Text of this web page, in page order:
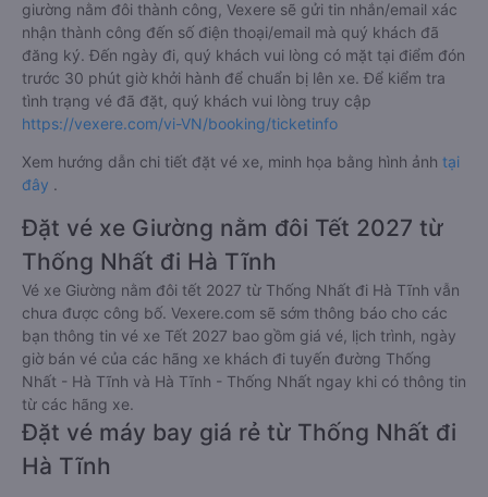
giường nằm đôi thành công, Vexere sẽ gửi tin nhắn/email xác
nhận thành công đến số điện thoại/email mà quý khách đã
đăng ký. Đến ngày đi, quý khách vui lòng có mặt tại điểm đón
trước 30 phút giờ khởi hành để chuẩn bị lên xe. Để kiểm tra
tình trạng vé đã đặt, quý khách vui lòng truy cập
https://vexere.com/vi-VN/booking/ticketinfo
Xem hướng dẫn chi tiết đặt vé xe, minh họa bằng hình ảnh tại
đây .
Đặt vé xe Giường nằm đôi Tết 2027 từ
Thống Nhất đi Hà Tĩnh
Vé xe Giường nằm đôi tết 2027 từ Thống Nhất đi Hà Tĩnh vẫn
chưa được công bố. Vexere.com sẽ sớm thông báo cho các
bạn thông tin vé xe Tết 2027 bao gồm giá vé, lịch trình, ngày
giờ bán vé của các hãng xe khách đi tuyến đường Thống
Nhất - Hà Tĩnh và Hà Tĩnh - Thống Nhất ngay khi có thông tin
từ các hãng xe.
Đặt vé máy bay giá rẻ từ Thống Nhất đi
Hà Tĩnh